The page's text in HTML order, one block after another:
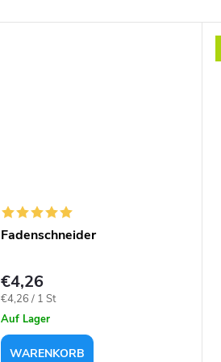
Fadenschneider
€4,26
Verkaufspreis:
€4,26 / 1 St
Auf Lager
WARENKORB